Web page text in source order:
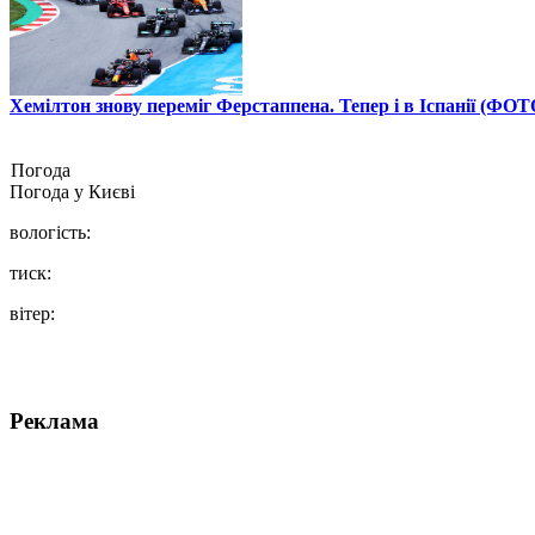
Хемілтон знову переміг Ферстаппена. Тепер і в Іспанії
Погода
Погода у Києві
вологість:
тиск:
вітер:
Реклама